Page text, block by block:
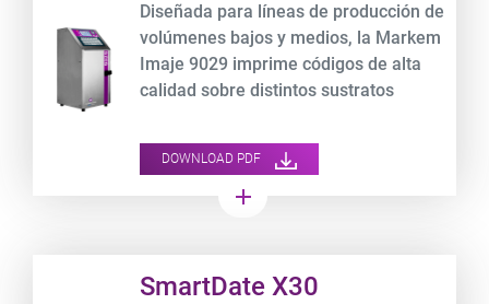
Diseñada para líneas de producción de
volúmenes bajos y medios, la Markem
Imaje 9029 imprime códigos de alta
calidad sobre distintos sustratos
DOWNLOAD PDF
add
SmartDate X30